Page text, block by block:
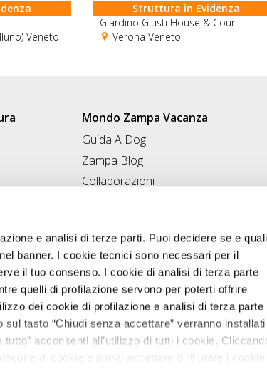
e analisi di terze parti. Puoi decidere se e quali
banner. I cookie tecnici sono necessari per il
il tuo consenso. I cookie di analisi di terza parte
quelli di profilazione servono per poterti offrire
dei cookie di profilazione e analisi di terza parte
tasto “Chiudi senza accettare” verranno
acconsenti all’utilizzo di tutti i cookie.
di cookie e potrai accettare o rifiutare i cookie
Veneto
Struttura in Evidenza
Giardino Giusti House & Court
Verona Veneto
Mondo Zampa Vacanza
Guida A Dog
Zampa Blog
Collaborazioni